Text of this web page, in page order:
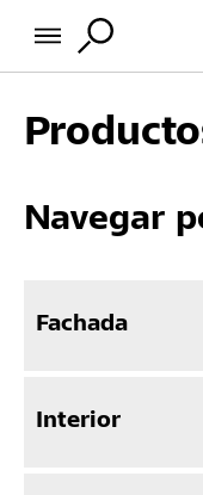
Navegar
Fachada
Interior